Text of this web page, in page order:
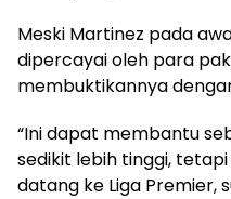
Meski Martinez pada
dipercayai oleh para
membuktikannya
“Ini dapat membantu
sedikit lebih tinggi,
datang ke Liga Premier,